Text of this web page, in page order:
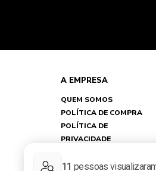
A EMPRESA
QUEM SOMOS
POLÍTICA DE COMPRA
POLÍTICA DE
PRIVACIDADE
FAQ